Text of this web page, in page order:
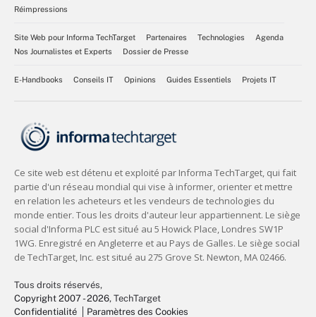
Réimpressions
Site Web pour Informa TechTarget Partenaires Technologies
Agenda
Nos Journalistes et Experts
Dossier de Presse
E-Handbooks Conseils IT Opinions Guides Essentiels Projets IT
Tous droits réservés,
Copyright 2007 - 2026, TechTarget
Confidentialité
Paramètres des Cookies